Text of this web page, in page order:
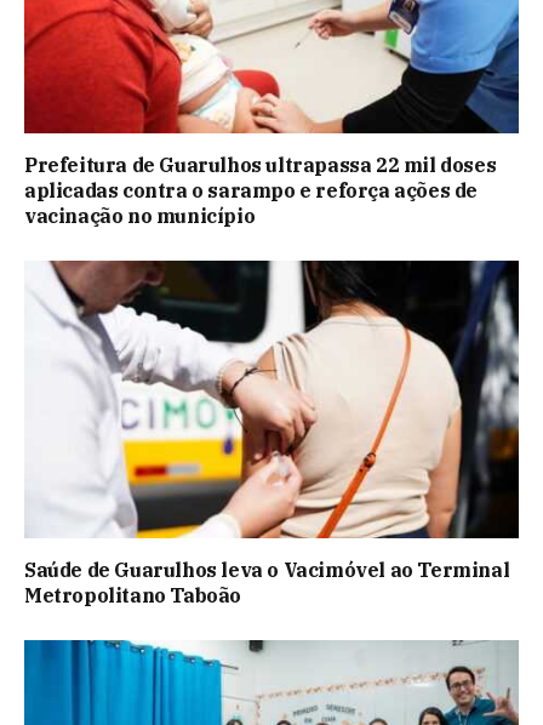
Prefeitura de Guarulhos ultrapassa 22 mil doses
aplicadas contra o sarampo e reforça ações de
vacinação no município
Saúde de Guarulhos leva o Vacimóvel ao Terminal
Metropolitano Taboão